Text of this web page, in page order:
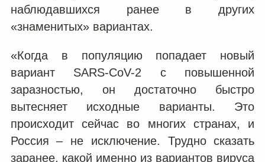
наблюдавшихся ранее в других
«знаменитых» вариантах.
«Когда в популяцию попадает новый
вариант SARS-CoV-2 с повышенной
заразностью, он достаточно быстро
вытесняет исходные варианты. Это
происходит сейчас во многих странах, и
Россия – не исключение. Трудно сказать
заранее, какой именно из вариантов вируса